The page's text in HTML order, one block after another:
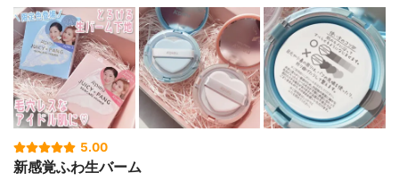
5.00
新感覚ふわ生バーム